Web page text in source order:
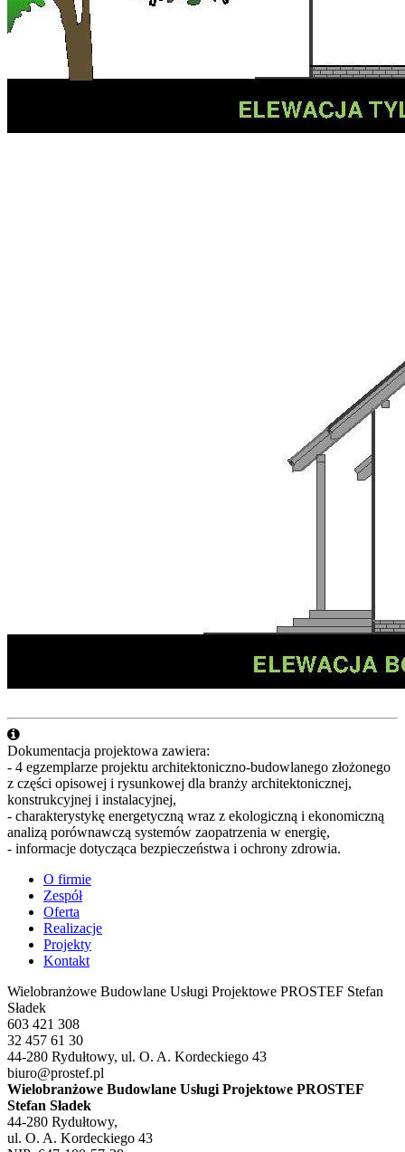
Dokumentacja projektowa zawiera:
- 4 egzemplarze projektu architektoniczno-budowlanego złożonego
z części opisowej i rysunkowej dla branży architektonicznej,
konstrukcyjnej i instalacyjnej,
- charakterystykę energetyczną wraz z ekologiczną i ekonomiczną
analizą porównawczą systemów zaopatrzenia w energię,
- informacje dotycząca bezpieczeństwa i ochrony zdrowia.
O firmie
Zespół
Oferta
Realizacje
Projekty
Kontakt
Wielobranżowe Budowlane Usługi Projektowe PROSTEF Stefan
Sładek
603 421 308
32 457 61 30
44-280 Rydułtowy, ul. O. A. Kordeckiego 43
biuro@prostef.pl
Wielobranżowe Budowlane Usługi Projektowe PROSTEF
Stefan Sładek
44-280 Rydułtowy,
ul. O. A. Kordeckiego 43